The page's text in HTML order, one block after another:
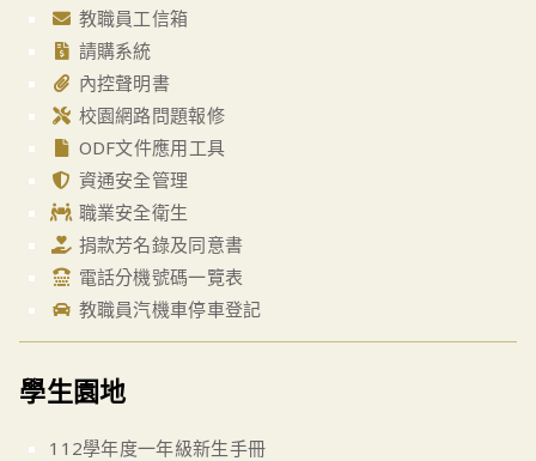
教職員工信箱
請購系統
內控聲明書
校園網路問題報修
ODF文件應用工具
資通安全管理
職業安全衛生
捐款芳名錄及同意書
電話分機號碼一覽表
教職員汽機車停車登記
學生園地
112學年度一年級新生手冊